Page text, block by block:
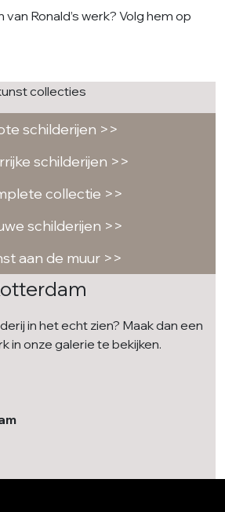
Ronald’s werk? Volg hem op
collecties
schilderijen >>
schilderijen >>
collectie >>
schilderijen >>
aan de muur >>
in het echt zien? Maak dan een
in onze galerie te bekijken.